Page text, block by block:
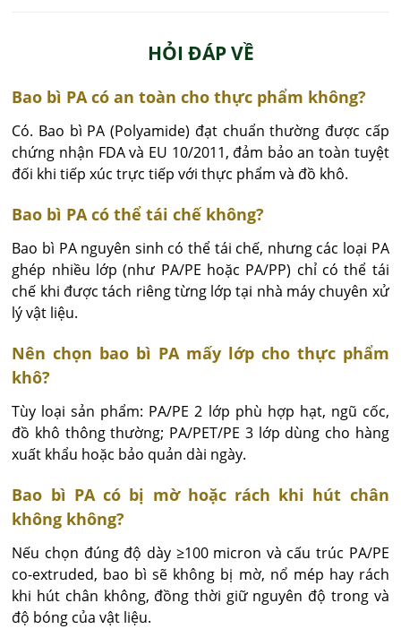
HỎI ĐÁP VỀ
Bao bì PA có an toàn cho thực phẩm không?
Có. Bao bì PA (Polyamide) đạt chuẩn thường được cấp
chứng nhận FDA và EU 10/2011, đảm bảo an toàn tuyệt
đối khi tiếp xúc trực tiếp với thực phẩm và đồ khô.
Bao bì PA có thể tái chế không?
Bao bì PA nguyên sinh có thể tái chế, nhưng các loại PA
ghép nhiều lớp (như PA/PE hoặc PA/PP) chỉ có thể tái
chế khi được tách riêng từng lớp tại nhà máy chuyên xử
lý vật liệu.
Nên chọn bao bì PA mấy lớp cho thực phẩm
khô?
Tùy loại sản phẩm: PA/PE 2 lớp phù hợp hạt, ngũ cốc,
đồ khô thông thường; PA/PET/PE 3 lớp dùng cho hàng
xuất khẩu hoặc bảo quản dài ngày.
Bao bì PA có bị mờ hoặc rách khi hút chân
không không?
Nếu chọn đúng độ dày ≥100 micron và cấu trúc PA/PE
co-extruded, bao bì sẽ không bị mờ, nổ mép hay rách
khi hút chân không, đồng thời giữ nguyên độ trong và
độ bóng của vật liệu.